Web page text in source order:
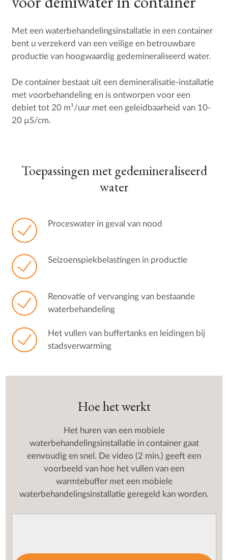
Met een waterbehandelingsinstallatie in een container
bent u verzekerd van een veilige en betrouwbare
productie van hoogwaardig gedemineraliseerd water.
De container bestaat uit een demineralisatie-installatie
met voorbehandeling en is ontworpen voor een
debiet tot 20 m³/uur met een geleidbaarheid van 10-
20 µS/cm.
Toepassingen met gedemineraliseerd
water
Proceswater in geval van nood
Seizoenspiekbelastingen in productie
Renovatie of vervanging van bestaande
waterbehandeling
Het vullen van buffertanks en leidingen bij
stadsverwarming
Hoe het werkt
Het huren van een mobiele
waterbehandelingsinstallatie in container gaat
eenvoudig en snel. De video (2 min.) geeft een
voorbeeld van hoe het vullen van een
warmtebuffer met een mobiele
waterbehandelingsinstallatie geregeld kan worden.